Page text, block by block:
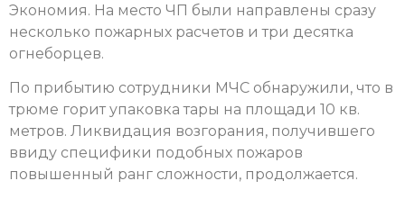
Экономия. На место ЧП были направлены сразу
несколько пожарных расчетов и три десятка
огнеборцев.
По прибытию сотрудники МЧС обнаружили, что в
трюме горит упаковка тары на площади 10 кв.
метров. Ликвидация возгорания, получившего
ввиду специфики подобных пожаров
повышенный ранг сложности, продолжается.